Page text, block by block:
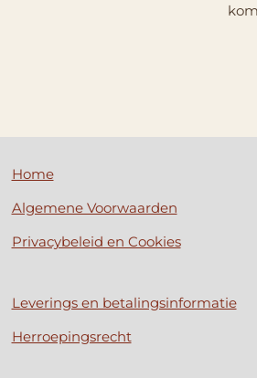
Home
Algemene Voorwaarden
Privacybeleid en Cookies
Leverings en betalingsinformatie
Herroepingsrecht